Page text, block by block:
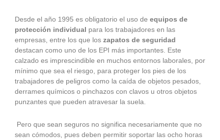
Desde el año 1995 es obligatorio el uso de equipos de
protección individual para los trabajadores en las
empresas, entre los que los zapatos de seguridad
destacan como uno de los EPI más importantes. Este
calzado es imprescindible en muchos entornos laborales, por
mínimo que sea el riesgo, para proteger los pies de los
trabajadores de peligros como la caída de objetos pesados,
derrames químicos o pinchazos con clavos u otros objetos
punzantes que pueden atravesar la suela.
Pero que sean seguros no significa necesariamente que no
sean cómodos, pues deben permitir soportar las ocho horas